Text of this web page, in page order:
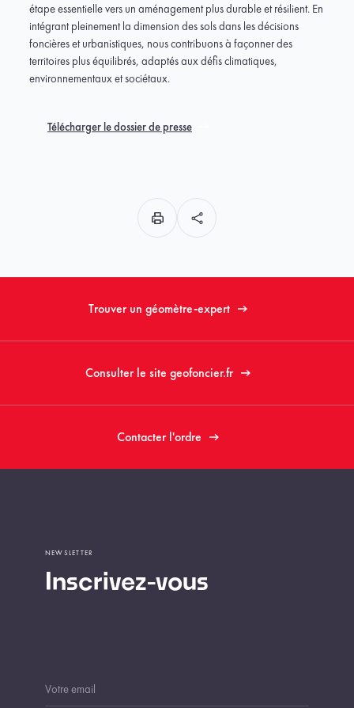
étape essentielle vers un aménagement plus durable et résilient. En
intégrant pleinement la dimension des sols dans les décisions
foncières et urbanistiques, nous contribuons à façonner des
territoires plus équilibrés, adaptés aux défis climatiques,
environnementaux et sociétaux.
Télécharger le dossier de presse
Trouver un géomètre-expert
Consulter le site geofoncier.fr
Contacter l'ordre
Inscrivez-vous
NEWSLETTER